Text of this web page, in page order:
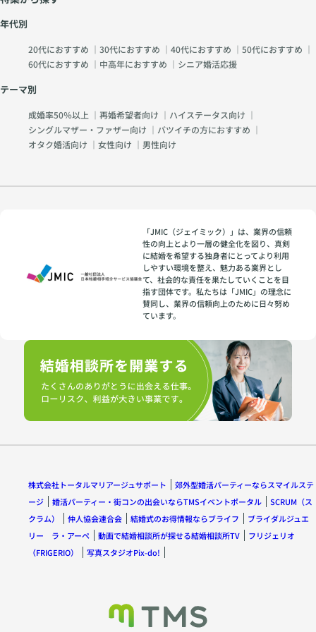
年代別
20代におすすめ ｜ 30代におすすめ ｜ 40代におすすめ ｜ 50代におすすめ ｜
60代におすすめ ｜ 中高年におすすめ ｜ シニア婚活応援
テーマ別
成婚率50％以上 ｜ 再婚希望者向け ｜ ハイステータス向け ｜
シングルマザー・ファザー向け ｜ バツイチの方におすすめ ｜
オタク婚活向け ｜ 女性向け ｜ 男性向け
「JMIC（ジェイミック）」は、業界の信頼
性の向上とより一層の健全化を図り、真剣
に結婚を希望する独身者にとってより利用
しやすい環境を整え、魅力ある業界とし
て、社会的な責任を果たしていくことを目
指す団体です。私たちは「JMIC」の理念に
賛同し、業界の信頼向上のために日々努め
ています。
株式会社トータルマリアージュサポート
郊外型婚活パーティーならスマイルステ
ージ
婚活パーティー・街コンの出会いならTMSイベントポータル
SCRUM（ス
クラム）
仲人協会連合会 結婚式のお得情報ならブライフ
ブライダルジュエ
リー ラ・アーペ
動画で結婚相談所が探せる結婚相談所TV
フリジェリオ
（FRIGERIO）
写真スタジオPix-do!